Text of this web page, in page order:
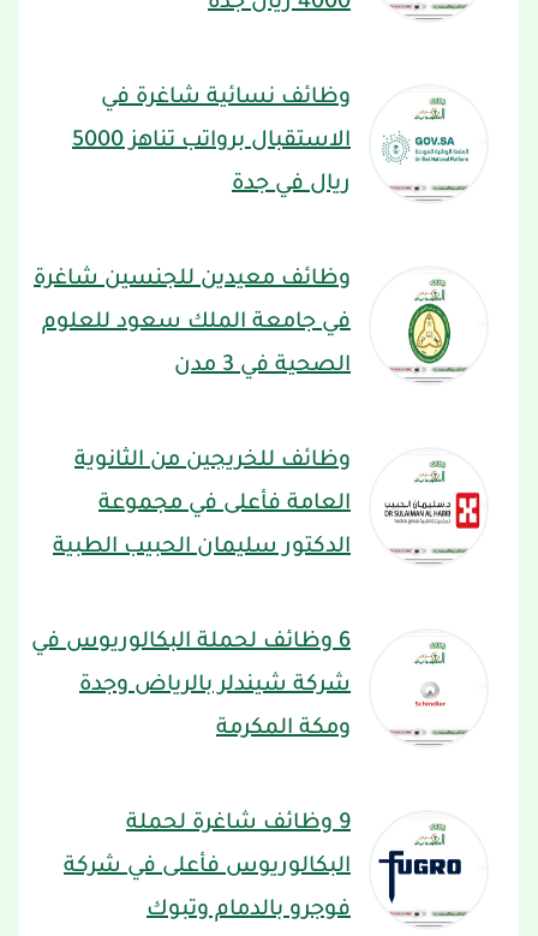
وظائف نسائية شاغرة في
الاستقبال برواتب تناهز 5000
ريال في جدة
وظائف معيدين للجنسين شاغرة
في جامعة الملك سعود للعلوم
الصحية في 3 مدن
وظائف للخريجين من الثانوية
العامة فأعلى في مجموعة
الدكتور سليمان الحبيب الطبية
6 وظائف لحملة البكالوريوس في
شركة شيندلر بالرياض وجدة
ومكة المكرمة
9 وظائف شاغرة لحملة
البكالوريوس فأعلى في شركة
فوجرو بالدمام وتبوك